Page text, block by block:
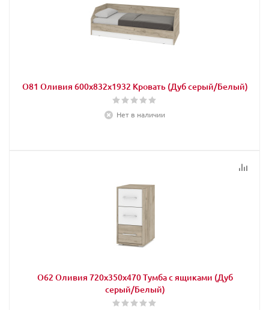
О81 Оливия 600х832х1932 Кровать (Дуб серый/Белый)
Нет в наличии
О62 Оливия 720х350х470 Тумба с ящиками (Дуб
серый/Белый)